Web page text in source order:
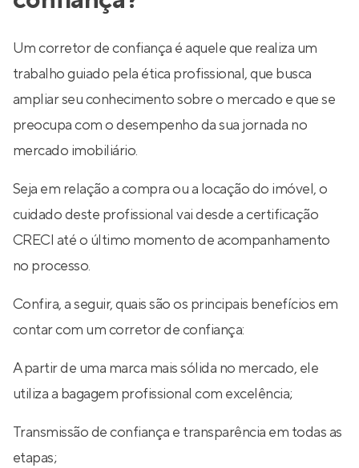
Um corretor de confiança é aquele que realiza um
trabalho guiado pela ética profissional, que busca
ampliar seu conhecimento sobre o mercado e que se
preocupa com o desempenho da sua jornada no
mercado imobiliário.
Seja em relação a compra ou a locação do imóvel, o
cuidado deste profissional vai desde a certificação
CRECI até o último momento de acompanhamento
no processo.
Confira, a seguir, quais são os principais benefícios em
contar com um corretor de confiança:
A partir de uma marca mais sólida no mercado, ele
utiliza a bagagem profissional com excelência;
Transmissão de confiança e transparência em todas as
etapas;